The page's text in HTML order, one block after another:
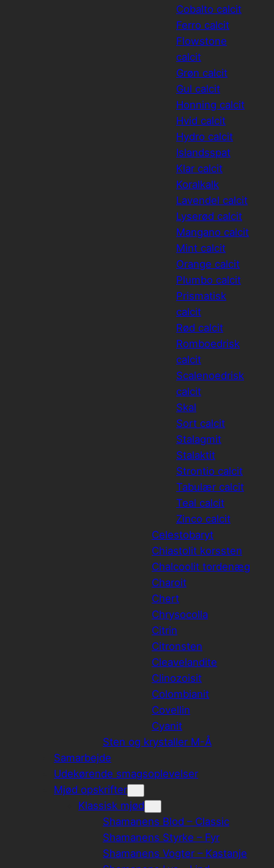
Cobalto calcit
Ferro calcit
Flowstone
calcit
Grøn calcit
Gul calcit
Honning calcit
Hvid calcit
Hydro calcit
Islandsspat
Klar calcit
Koralkalk
Lavendel calcit
Lyserød calcit
Mangano calcit
Mint calcit
Orange calcit
Plumbo calcit
Prismatisk
calcit
Rød calcit
Romboedrisk
calcit
Scalenoedrisk
calcit
Skal
Sort calcit
Stalagmit
Stalaktit
Strontio calcit
Tabulær calcit
Teal calcit
Zinco calcit
Celestobaryt
Chiastolit korssten
Chalcoolit tordenæg
Charoit
Chert
Chrysocolla
Citrin
Citronsten
Cleavelandite
Clinozoisit
Colombianit
Covellin
Cyanit
Sten og krystaller M-Å
Samarbejde
Udekørende smagsoplevelser
Mjød opskrifter
Klassisk mjød
Shamanens Blod – Classic
Shamanens Styrke – Fyr
Shamanens Vogter – Kastanje